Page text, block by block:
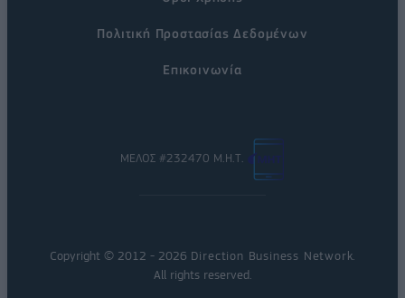
Πολιτική Προστασίας Δεδομένων
Επικοινωνία
ΜΕΛΟΣ #232470 Μ.Η.Τ.
Copyright © 2012 - 2026 Direction Business Network
All rights reserved.